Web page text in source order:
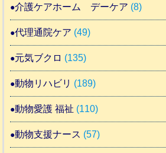
介護ケアホーム デーケア (8)
代理通院ケア (49)
元気ブクロ (135)
動物リハビリ (189)
動物愛護 福祉 (110)
動物支援ナース (57)